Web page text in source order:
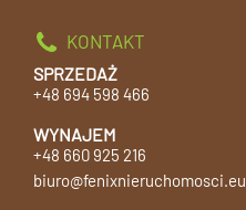
KONTAKT
SPRZEDAŻ
+48 694 598 466
WYNAJEM
+48 660 925 216
biuro@fenixnieruchomosci.eu